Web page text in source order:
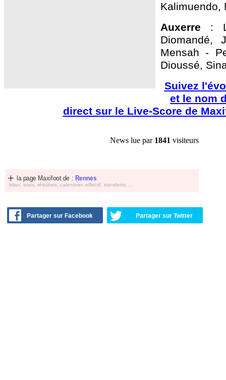
Kalimuendo,
Auxerre :
Diomandé,
Mensah -
Dioussé,
Suivez
et le nom
direct sur le Live-Score de
News lue par 1841 visiteurs
la page Maxifoot de : Rennes
bilan, stats, résultats, calendrier, effectif, transferts, ...
Partager sur Facebook Partager sur Twitter